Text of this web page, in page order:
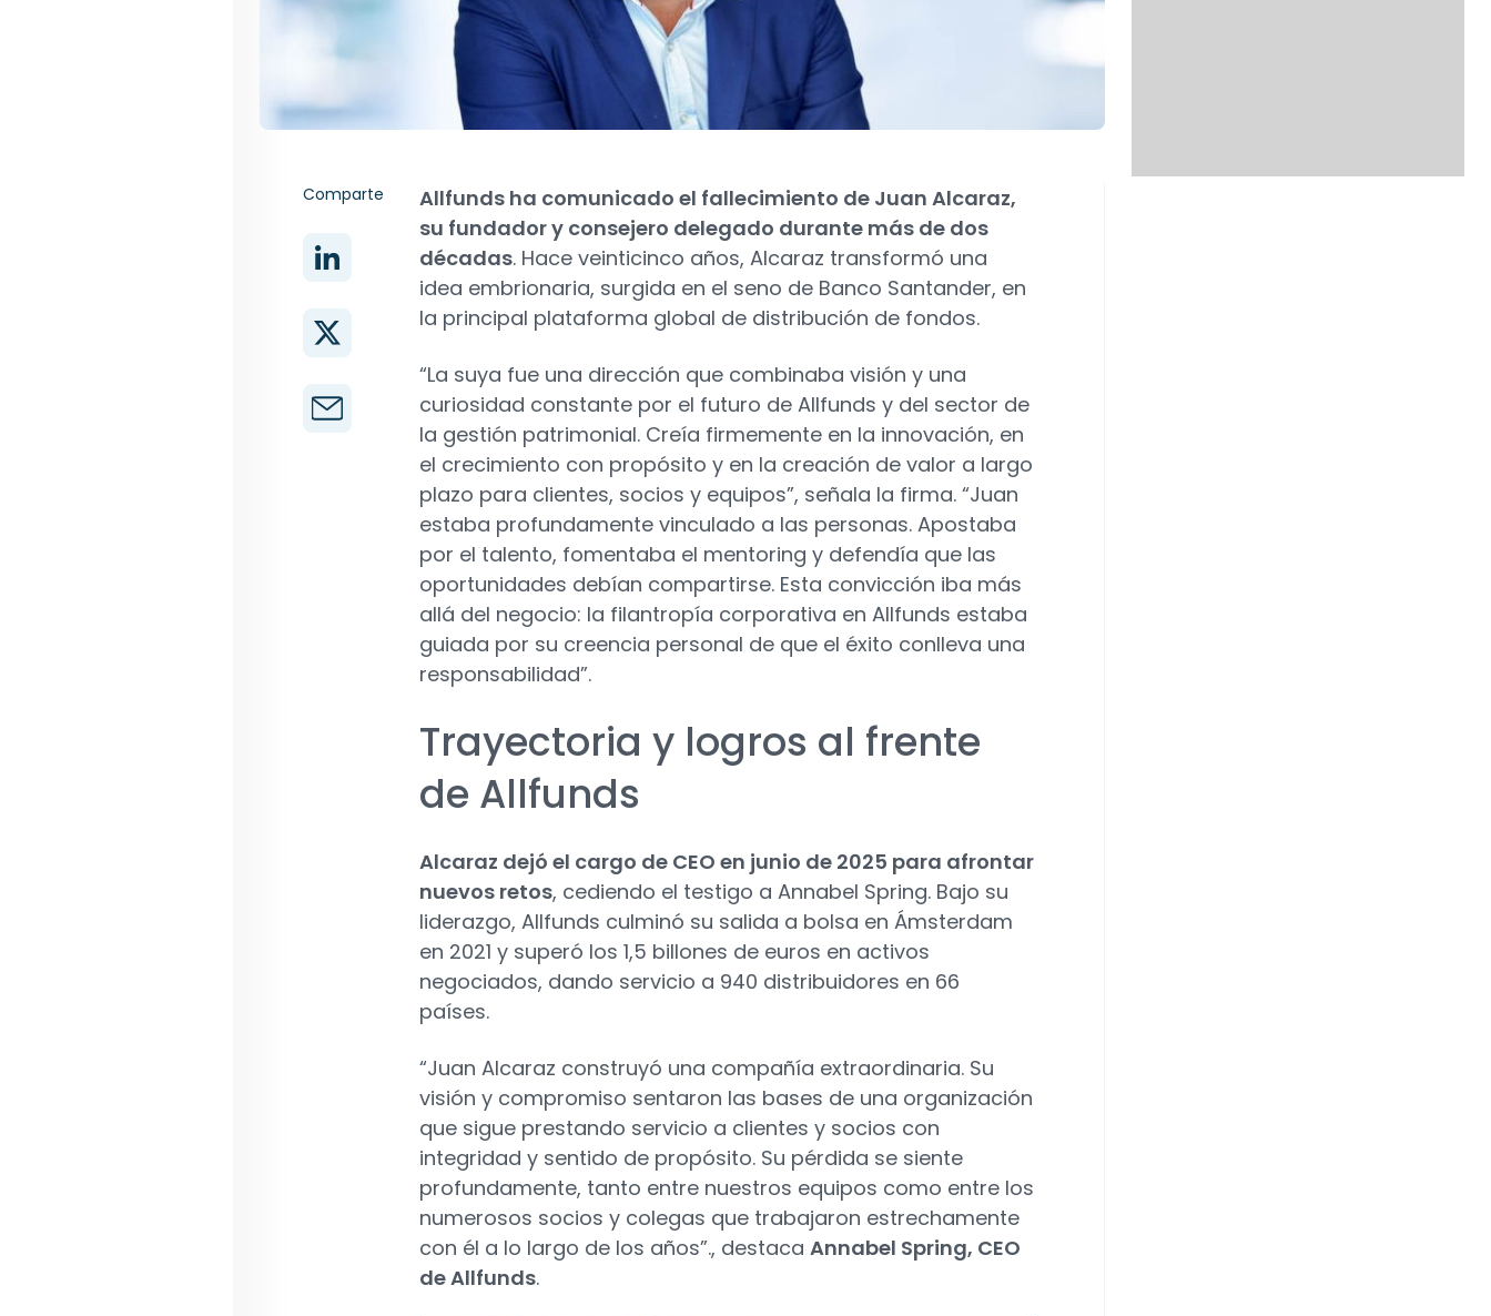
Comparte
Allfunds ha comunicado el fallecimiento de Juan Alcaraz,
su fundador y consejero delegado durante más de dos
décadas. Hace veinticinco años, Alcaraz transformó una
idea embrionaria, surgida en el seno de Banco Santander, en
la principal plataforma global de distribución de fondos.
“La suya fue una dirección que combinaba visión y una
curiosidad constante por el futuro de Allfunds y del sector de
la gestión patrimonial. Creía firmemente en la innovación, en
el crecimiento con propósito y en la creación de valor a largo
plazo para clientes, socios y equipos”, señala la firma. “Juan
estaba profundamente vinculado a las personas. Apostaba
por el talento, fomentaba el mentoring y defendía que las
oportunidades debían compartirse. Esta convicción iba más
allá del negocio: la filantropía corporativa en Allfunds estaba
guiada por su creencia personal de que el éxito conlleva una
responsabilidad”.
Trayectoria y logros al frente
de Allfunds
Alcaraz dejó el cargo de CEO en junio de 2025 para afrontar
nuevos retos, cediendo el testigo a Annabel Spring. Bajo su
liderazgo, Allfunds culminó su salida a bolsa en Ámsterdam
en 2021 y superó los 1,5 billones de euros en activos
negociados, dando servicio a 940 distribuidores en 66
países.
“Juan Alcaraz construyó una compañía extraordinaria. Su
visión y compromiso sentaron las bases de una organización
que sigue prestando servicio a clientes y socios con
integridad y sentido de propósito. Su pérdida se siente
profundamente, tanto entre nuestros equipos como entre los
numerosos socios y colegas que trabajaron estrechamente
con él a lo largo de los años”., destaca Annabel Spring, CEO
de Allfunds.